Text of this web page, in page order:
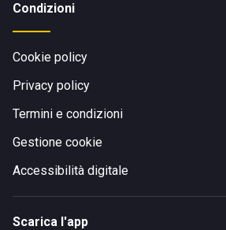
Condizioni
Cookie policy
Privacy policy
Termini e condizioni
Gestione cookie
Accessibilità digitale
Scarica l'app